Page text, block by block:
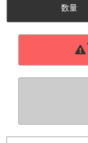
数量